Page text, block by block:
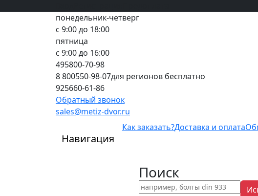
понедельник-четверг
с 9:00 до 18:00
пятница
с 9:00 до 16:00
495800-70-98
8 800550-98-07для регионов бесплатно
925660-61-86
Обратный звонок
sales@metiz-dvor.ru
Навигация
Как заказать?Доставка и оплата
Поиск